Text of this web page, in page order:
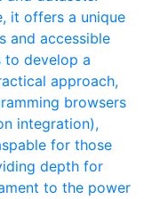
it offers a unique
and accessible
to develop a
approach,
browsers
integration),
for those
depth for
to the power